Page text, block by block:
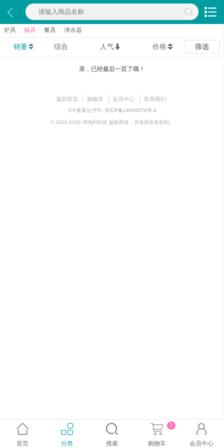
炉具 锅具 餐具 净水器
销量 综合 人气 价格 筛选
亲，已经最后一页了哦！
返回首页 购物车 会员中心 联系我们
ICP备案证书号: 京ICP备14000376号-4
© 2005-2026 华鸣利科技 版权所有，并保留所有权利。

首页

分类

搜索

购物车
0 
会员中心